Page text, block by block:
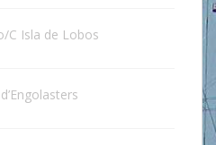
C Isla de Lobos